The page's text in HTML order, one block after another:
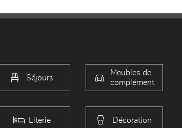
Séjours
Meubles de
complément
Literie Décoration